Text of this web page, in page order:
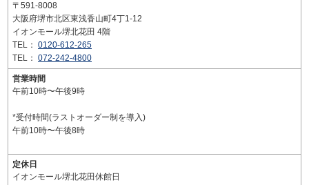
〒591-8008
大阪府堺市北区東浅香山町4丁1-12
イオンモール堺北花田 4階
TEL： 0120-612-265
TEL： 072-242-4800
営業時間
午前10時〜午後9時
*受付時間(ラストオーダー制を導入)
午前10時〜午後8時
定休日
イオンモール堺北花田休館日